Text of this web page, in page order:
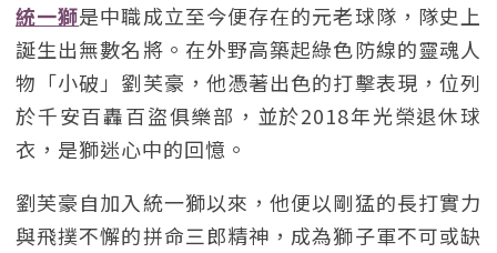
統一獅是中職成立至今便存在的元老球隊，隊史上
誕生出無數名將。在外野高築起綠色防線的靈魂人
物「小破」劉芙豪，他憑著出色的打擊表現，位列
於千安百轟百盜俱樂部，並於2018年光榮退休球
衣，是獅迷心中的回憶。
劉芙豪自加入統一獅以來，他便以剛猛的長打實力
與飛撲不懈的拼命三郎精神，成為獅子軍不可或缺